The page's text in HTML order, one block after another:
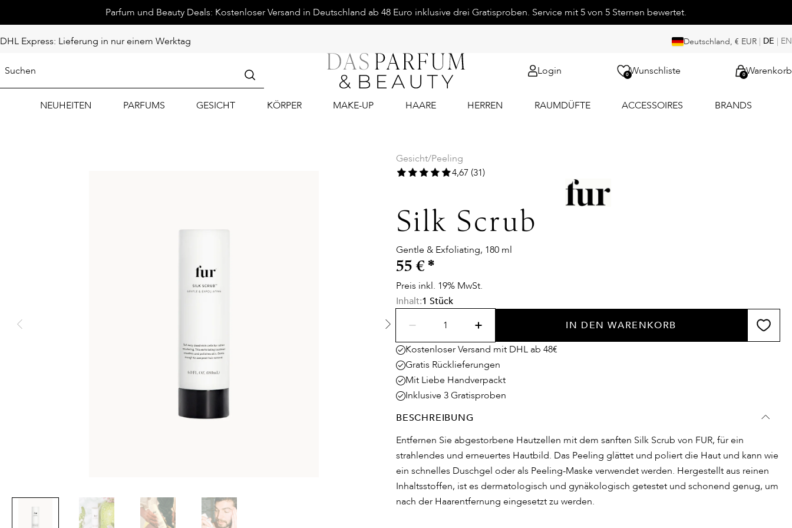
Parfum und Beauty Deals: Kostenloser Versand in Deutschland ab 48 Euro inklusive drei Gratisproben. Service mit 5 von 5 Sternen bewertet.
DHL Express: Lieferung in nur einem Werktag Deutschland, € EUR | DE | EN
Login 0Wunschliste 0Warenkorb
NEUHEITEN PARFUMS GESICHT KÖRPER MAKE-UP HAARE HERREN RAUMDÜFTE ACCESSOIRES BRANDS
Gesicht/Peeling
4,67 (31)
Silk Scrub
Gentle & Exfoliating, 180 ml
55 € *
Preis inkl. 19% MwSt.
Inhalt:1 Stück
IN DEN WARENKORB
Kostenloser Versand mit DHL ab 48€
Gratis Rücklieferungen
Mit Liebe Handverpackt
Inklusive 3 Gratisproben
BESCHREIBUNG
Entfernen Sie abgestorbene Hautzellen mit dem sanften Silk Scrub von FUR, für ein
strahlendes und erneuertes Hautbild. Das Peeling glättet und poliert die Haut und kann wie
ein schnelles Duschgel oder als Peeling-Maske verwendet werden. Hergestellt aus reinen
Inhaltsstoffen, ist es dermatologisch und gynäkologisch getestet und schonend genug, um
nach der Haarentfernung eingesetzt zu werden.